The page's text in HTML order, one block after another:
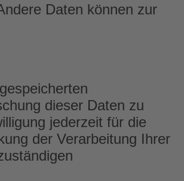
Daten können zur
dieser Daten zu
jederzeit für die
der Verarbeitung Ihrer